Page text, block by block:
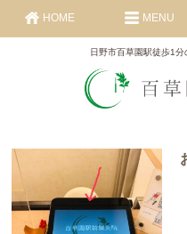
日野市百草園駅徒歩1分
HOME MENU